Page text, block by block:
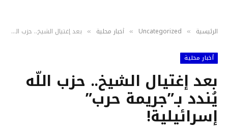
الرئيسية »
Uncategorized
» أخبار محلية » بعد إغتيال الشيخ.. حزب اللّه يُندد بـ”جريمة حرب” إسرائيلية!
أخبار محلية
بعد إغتيال الشيخ.. حزب اللّه
يُندد بـ”جريمة حرب”
إسرائيلية!